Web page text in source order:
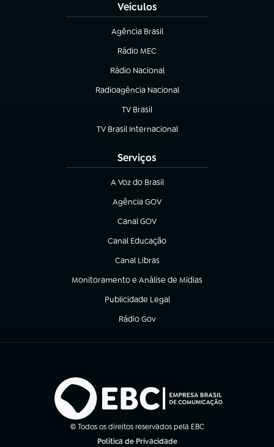
Veículos
Agência Brasil
(abre em nova aba)
Rádio MEC
(abre em nova aba)
Rádio Nacional
Radioagência Nacional
(abre em nova aba)
TV Brasil
(abre em nova aba)
TV Brasil Internacional
(abre em nova aba)
Serviços
A Voz do Brasil
(abre em nova aba)
Agência GOV
(abre em nova aba)
Canal GOV
(abre em nova aba)
Canal Educação
(abre em nova aba)
Canal Libras
(abre em nova aba)
Monitoramento e Análise de Mídias
(abre em nova aba)
Publicidade Legal
(abre em nova aba)
Rádio Gov
(abre em nova aba)
© Todos os direitos reservados pela EBC
Política de Privacidade